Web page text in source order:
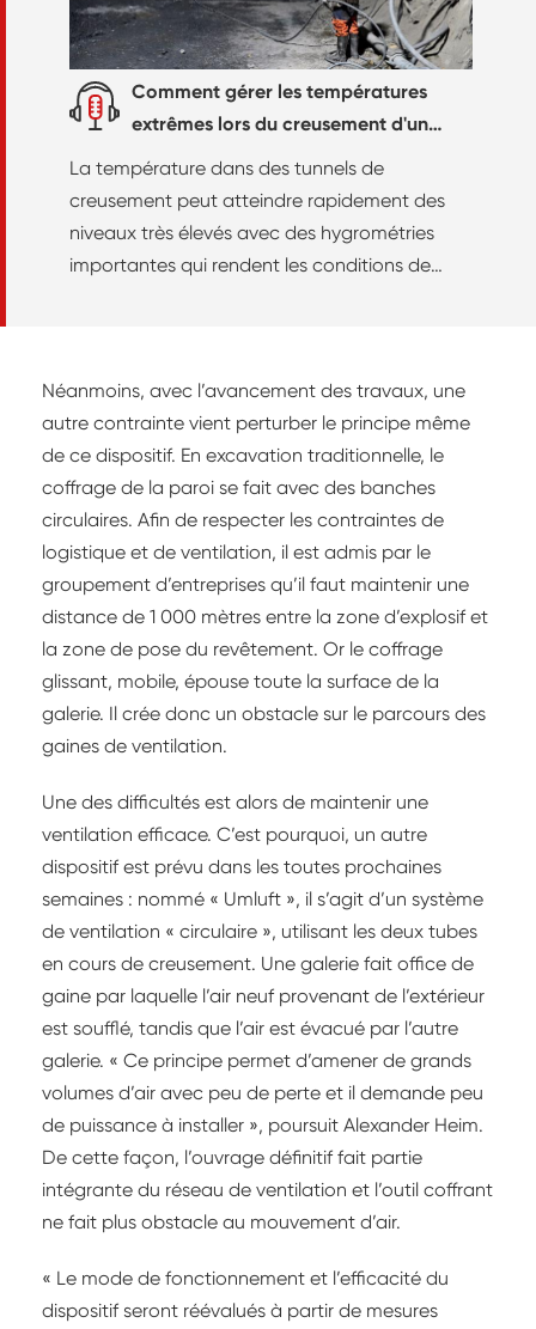
Comment gérer les températures
extrêmes lors du creusement d'un
tunnel ?
La température dans des tunnels de
creusement peut atteindre rapidement des
niveaux très élevés avec des hygrométries
importantes qui rendent les conditions de
cette problématique.
Néanmoins, avec l’avancement des travaux, une
autre contrainte vient perturber le principe même
de ce dispositif. En excavation traditionnelle, le
coffrage de la paroi se fait avec des banches
circulaires. Afin de respecter les contraintes de
logistique et de ventilation, il est admis par le
groupement d’entreprises qu’il faut maintenir une
distance de 1 000 mètres entre la zone d’explosif et
la zone de pose du revêtement. Or le coffrage
glissant, mobile, épouse toute la surface de la
galerie. Il crée donc un obstacle sur le parcours des
gaines de ventilation.
Une des difficultés est alors de maintenir une
ventilation efficace. C’est pourquoi, un autre
dispositif est prévu dans les toutes prochaines
semaines : nommé « Umluft », il s’agit d’un système
de ventilation « circulaire », utilisant les deux tubes
en cours de creusement. Une galerie fait office de
gaine par laquelle l’air neuf provenant de l’extérieur
est soufflé, tandis que l’air est évacué par l’autre
galerie. « Ce principe permet d’amener de grands
volumes d’air avec peu de perte et il demande peu
de puissance à installer », poursuit Alexander Heim.
De cette façon, l’ouvrage définitif fait partie
intégrante du réseau de ventilation et l’outil coffrant
ne fait plus obstacle au mouvement d’air.
« Le mode de fonctionnement et l’efficacité du
dispositif seront réévalués à partir de mesures